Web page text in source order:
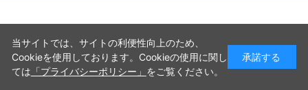
当サイトでは、サイトの利便性向上のため、
Cookieを使用しております。Cookieの使用に関し
ては 「プライバシーポリシー」 をご覧ください。
承諾する